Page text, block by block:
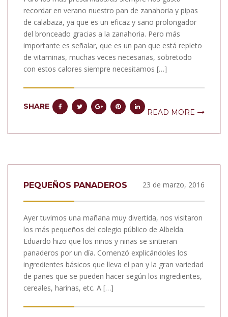
recordar en verano nuestro pan de zanahoria y pipas
de calabaza, ya que es un eficaz y sano prolongador
del bronceado gracias a la zanahoria. Pero más
importante es señalar, que es un pan que está repleto
de vitaminas, muchas veces necesarias, sobretodo
con estos calores siempre necesitamos […]
SHARE
READ MORE
PEQUEÑOS PANADEROS 23 de marzo, 2016
Ayer tuvimos una mañana muy divertida, nos visitaron
los más pequeños del colegio público de Albelda.
Eduardo hizo que los niños y niñas se sintieran
panaderos por un día. Comenzó explicándoles los
ingredientes básicos que lleva el pan y la gran variedad
de panes que se pueden hacer según los ingredientes,
cereales, harinas, etc. A […]